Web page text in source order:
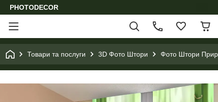
PHOTODECOR
Товари та послуги 3D Фото Штори Фото Штори